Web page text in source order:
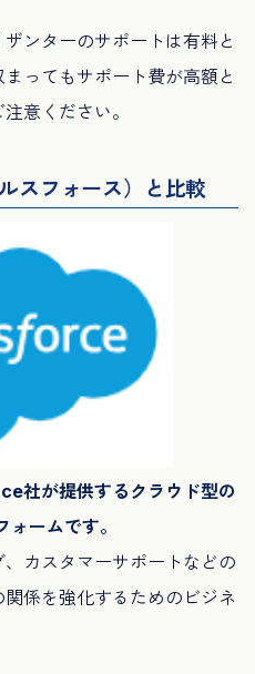
ンターのサポートは有料と
ってもサポート費が高額と
意ください。
スフォース）と比較
が提供するクラウド型の
ームです。
カスタマーサポートなどの
係を強化するためのビジネ